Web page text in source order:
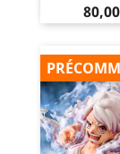
Prix